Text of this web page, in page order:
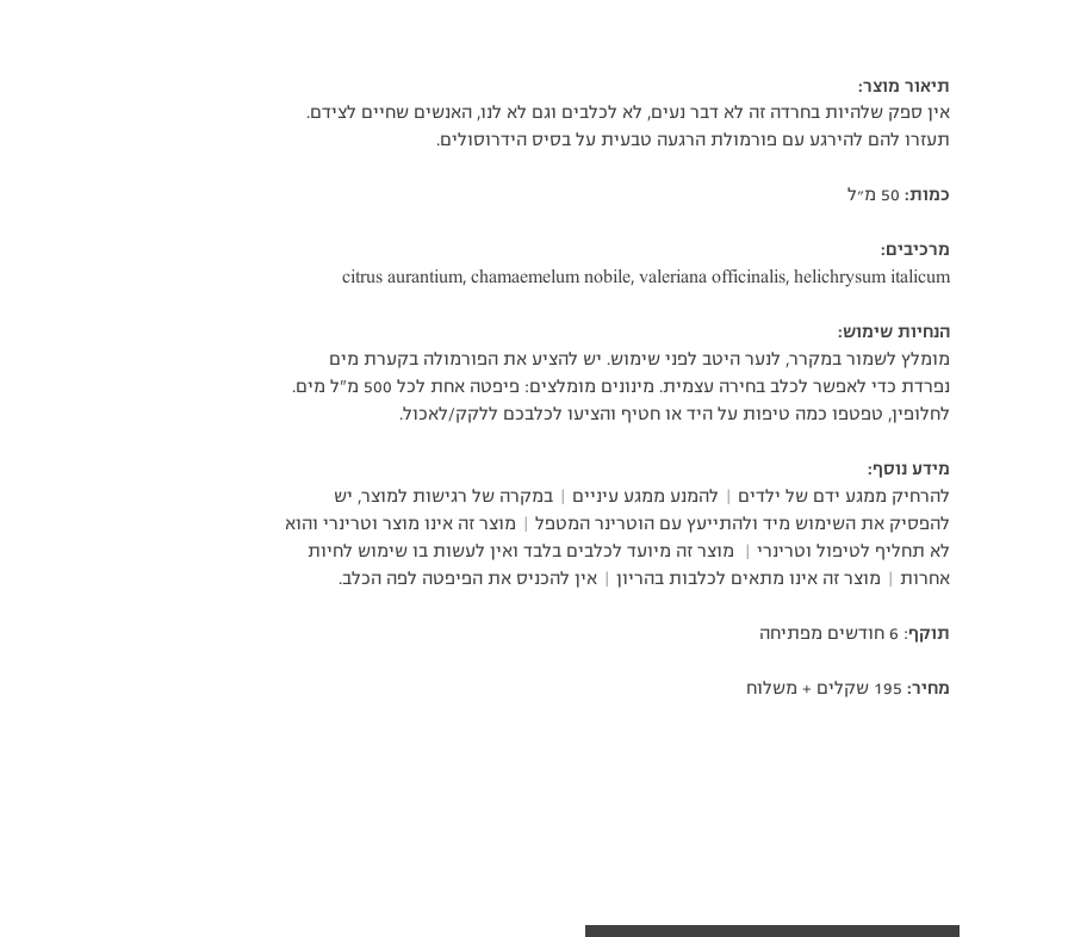
תיאור מוצר:
אין ספק שלהיות בחרדה זה לא דבר נעים, לא לכלבים וגם לא לנו, האנשים שחיים לצידם.
תעזרו להם להירגע עם פורמולת הרגעה טבעית על בסיס הידרוסולים.
כמות:
מרכיבים:
citrus aurantium, chamaemelum nobile, valeriana officinalis, helichrysum italicum
הנחיות שימוש:
מומלץ לשמור במקרר, לנער היטב לפני שימוש. יש להציע את הפורמולה בקערת מים
נפרדת כדי לאפשר לכלב בחירה עצמית. מינונים מומלצים: פיפטה אחת לכל 500 מ"ל מים.
לחלופין, טפטפו כמה טיפות על היד או חטיף והציעו לכלבכם ללקק/לאכול.
מידע נוסף:
להרחיק ממגע ידם של ילדים | להמנע ממגע עיניים | במקרה של רגישות למוצר, יש
להפסיק את השימוש מיד ולהתייעץ עם הוטרינר המטפל | מוצר זה אינו מוצר וטרינרי והוא
לא תחליף לטיפול וטרינרי |
מוצר זה מיועד לכלבים בלבד ואין לעשות בו שימוש לחיות
אחרות | מוצר זה אינו מתאים לכלבות בהריון | אין להכניס את הפיפטה לפה הכלב.
תוקף: 6 חודשים מפתיחה
מחיר: